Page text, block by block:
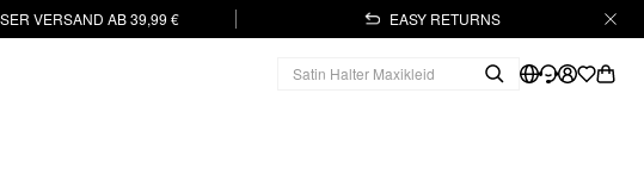
VERSAND AB 39,99 € EASY RETURNS